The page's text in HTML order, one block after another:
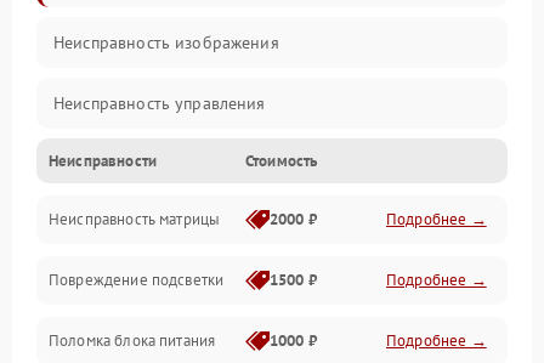
Неисправность изображения
Неисправность управления
Неисправность интерфейсов
Прочие неисправности
Неисправность звука
Механические повреждения
Неисправности Стоимость
Неисправность матрицы 2000 ₽ Подробнее →
Повреждение подсветки 1500 ₽ Подробнее →
Поломка блока питания 1000 ₽ Подробнее →